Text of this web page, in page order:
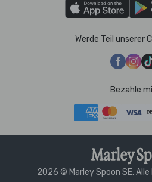
Werde Teil unserer
Bezahle
2026 © Marley Spoon SE.